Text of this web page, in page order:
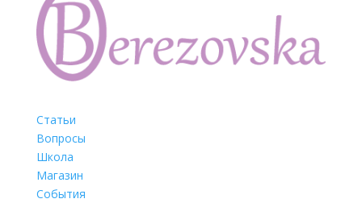
Статьи
Вопросы
Школа
Магазин
События